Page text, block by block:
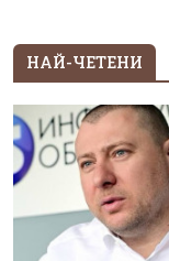
НАЙ-ЧЕТЕНИ